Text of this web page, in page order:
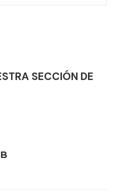
SECCIÓN DE